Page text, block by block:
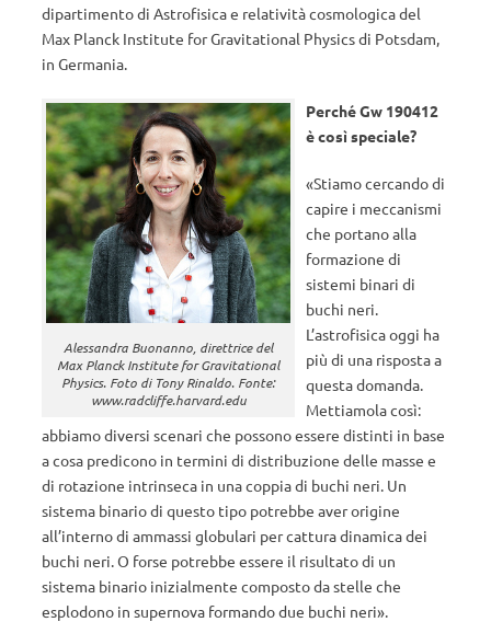
dipartimento di Astrofisica e relatività cosmologica del
Max Planck Institute for Gravitational Physics di Potsdam,
in Germania.
Alessandra Buonanno, direttrice del
Max Planck Institute for Gravitational
Physics. Foto di Tony Rinaldo. Fonte:
www.radcliffe.harvard.edu
Perché Gw 190412
è così speciale?
«Stiamo cercando di
capire i meccanismi
che portano alla
formazione di
sistemi binari di
buchi neri.
L’astrofisica oggi ha
più di una risposta a
questa domanda.
Mettiamola così:
abbiamo diversi scenari che possono essere distinti in base
a cosa predicono in termini di distribuzione delle masse e
di rotazione intrinseca in una coppia di buchi neri. Un
sistema binario di questo tipo potrebbe aver origine
all’interno di ammassi globulari per cattura dinamica dei
buchi neri. O forse potrebbe essere il risultato di un
sistema binario inizialmente composto da stelle che
esplodono in supernova formando due buchi neri».